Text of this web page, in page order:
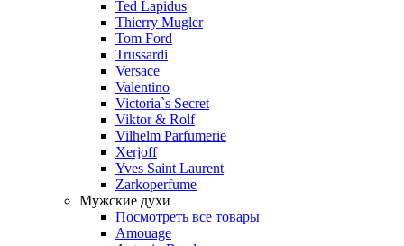
Ted Lapidus
Thierry Mugler
Tom Ford
Trussardi
Versace
Valentino
Victoria`s Secret
Viktor & Rolf
Vilhelm Parfumerie
Xerjoff
Yves Saint Laurent
Zarkoperfume
Мужские духи
Посмотреть все товары
Amouage